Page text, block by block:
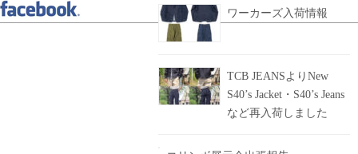
ワーカーズ入荷情報
TCB JEANSよりNew
S40’s Jacket・S40’s Jeans
など再入荷しました